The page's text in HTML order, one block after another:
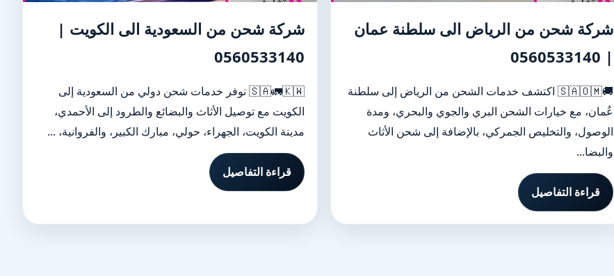
شركة شحن من الرياض الى سلطنة عمان
| 0560533140
🚚🇸🇦🇴🇲 اكتشف خدمات الشحن من الرياض إلى سلطنة
عُمان، مع خيارات الشحن البري والجوي والبحري، ومدة
الوصول، والتخليص الجمركي، بالإضافة إلى شحن الأثاث
والبضا...
قراءة التفاصيل
شركة شحن من السعودية الى الكويت |
0560533140
🇸🇦🚛🇰🇼 نوفر خدمات شحن دولي من السعودية إلى
الكويت مع توصيل الأثاث والبضائع والطرود إلى الأحمدي،
مدينة الكويت، الجهراء، حولي، مبارك الكبير، والفروانية، ...
قراءة التفاصيل